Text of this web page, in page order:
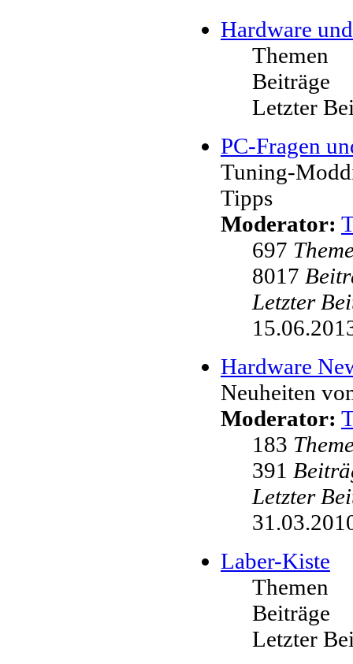
Hardware
Themen
Beiträge
Letzter
PC-Fragen
Tuning-
Tipps
Moderator:
697
8017
Letzter
Hardware
Neuheiten
Moderator:
183
391
Letzter
Laber-Kiste
Themen
Beiträge
Letzter